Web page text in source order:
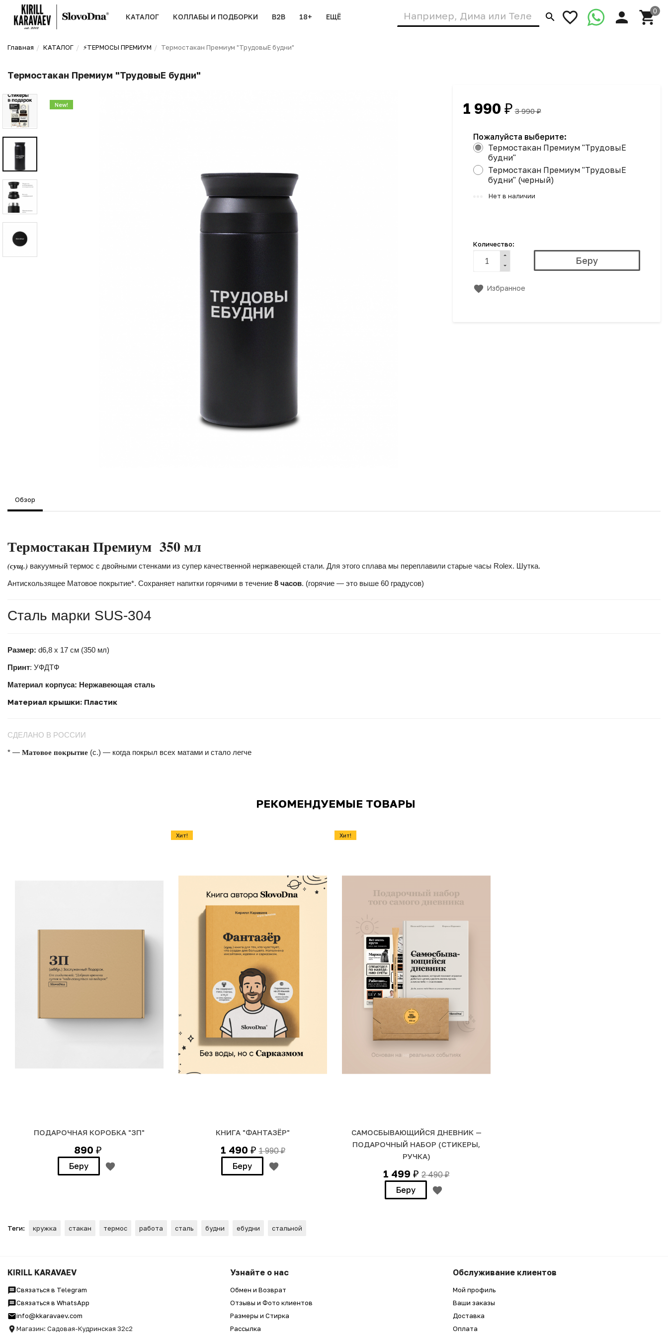
КАТАЛОГ КОЛЛАБЫ И ПОДБОРКИ B2B 18+ ЕЩЁ
Главная КАТАЛОГ ⚡️ТЕРМОСЫ ПРЕМИУМ Термостакан Премиум "ТрудовыЕ будни"
Термостакан Премиум "ТрудовыЕ будни"
New! 1 990 ₽ 3 990₽
Пожалуйста выберите:
Термостакан Премиум "ТрудовыЕ
будни"
Термостакан Премиум "ТрудовыЕ
будни" (черный)
Нет в наличии
Количество:
Избранное
Обзор
Термостакан Премиум 350 мл
(сущ.) вакуумный термос с двойными стенками из супер качественной нержавеющей стали. Для этого сплава мы переплавили старые часы Rolex. Шутка.
Антискользящее Матовое покрытие*. Сохраняет напитки горячими в течение 8 часов. (горячие — это выше 60 градусов)
Сталь марки SUS-304
Размер: d6,8 х 17 см (350 мл)
Принт: УФДТФ
Материал корпуса: Нержавеющая сталь
Материал крышки: Пластик
СДЕЛАНО В РОССИИ
* — Матовое покрытие (с.) — когда покрыл всех матами и стало легче
РЕКОМЕНДУЕМЫЕ ТОВАРЫ
ПОДАРОЧНАЯ КОРОБКА "ЗП"
890 ₽
Беру
КНИГА "ФАНТАЗЁР"
1 490 ₽ 1 990₽
Беру
Хит!
САМОСБЫВАЮЩИЙСЯ ДНЕВНИК —
ПОДАРОЧНЫЙ НАБОР (СТИКЕРЫ,
РУЧКА)
1 499 ₽ 2 490₽
Беру
Хит!
Теги: кружка стакан термос работа сталь будни ебудни стальной
KIRILL KARAVAEV
Связаться в Telegram
Связаться в WhatsApp
info@kkaravaev.com
Магазин: Садовая-Кудринская 32с2
Узнайте о нас
Обмен и Возврат
Отзывы и Фото клиентов
Размеры и Стирка
Рассылка
Обслуживание клиентов
Мой профиль
Ваши заказы
Доставка
Оплата